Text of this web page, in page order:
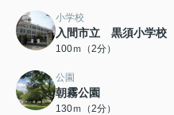
小学校
入間市立 黒須小学校
100ｍ（2分）
公園
朝霧公園
130ｍ（2分）